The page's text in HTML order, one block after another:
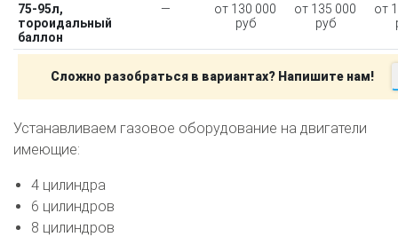
75-95л,
тороидальный
баллон
—
от 130 000
руб
от 135 000
руб
от
Сложно разобраться в вариантах? Напишите нам!
Устанавливаем газовое оборудование на двигатели
имеющие:
4 цилиндра
6 цилиндров
8 цилиндров